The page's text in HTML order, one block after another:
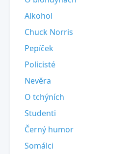
Alkohol
Chuck Norris
Pepíček
Policisté
Nevěra
O tchýních
Studenti
Černý humor
Somálci